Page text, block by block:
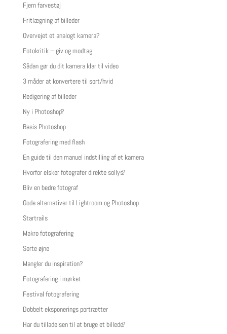
Fjern farvestøj
Fritlægning af billeder
Overvejet et analogt kamera?
Fotokritik – giv og modtag
Sådan gør du dit kamera klar til video
3 måder at konvertere til sort/hvid
Redigering af billeder
Ny i Photoshop?
Basis Photoshop
Fotografering med flash
En guide til den manuel indstilling af et kamera
Hvorfor elsker fotografer direkte sollys?
Bliv en bedre fotograf
Gode alternativer til Lightroom og Photoshop
Startrails
Makro fotografering
Sorte øjne
Mangler du inspiration?
Fotografering i mørket
Festival fotografering
Dobbelt eksponerings portrætter
Har du tilladelsen til at bruge et billede?